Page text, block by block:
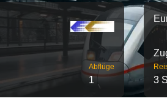
Abflüge
1 3